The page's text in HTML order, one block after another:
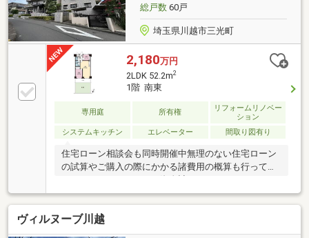
－５２２３
総戸数60戸
埼玉県川越市三光町
2,180万円
2LDK 52.2m2
1階 南東
専用庭 所有権
リフォームリノベー
ション
システムキッチン
エレベーター 間取り図有り
住宅ローン相談会も同時開催中無理のない住宅ローン
の試算やご購入の際にかかる諸費用の概算も行ってお
ります。しっかりとした資金計画のアドバイスをさせ
て頂きますので、お気軽にご相談ください。お客様一
人一人に合わせたライフプランのご提案をさせていた
だきます。資金計画、住宅ローン等についてもお気軽
にご相談ください。お問い合わせ、お待ちしておりま
ヴィルヌーブ川越